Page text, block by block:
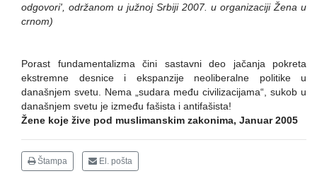
odgovori', održanom u južnoj Srbiji 2007. u organizaciji Žena u
crnom)
Porast fundamentalizma čini sastavni deo jačanja pokreta
ekstremne desnice i ekspanzije neoliberalne politike u
današnjem svetu. Nema „sudara među civilizacijama“, sukob u
današnjem svetu je između fašista i antifašista!
Žene koje žive pod muslimanskim zakonima, Januar 2005
Štampa El. pošta